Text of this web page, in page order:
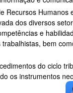
Recursos Humanos
dos diversos
e
bem
do ciclo
os instrumentos